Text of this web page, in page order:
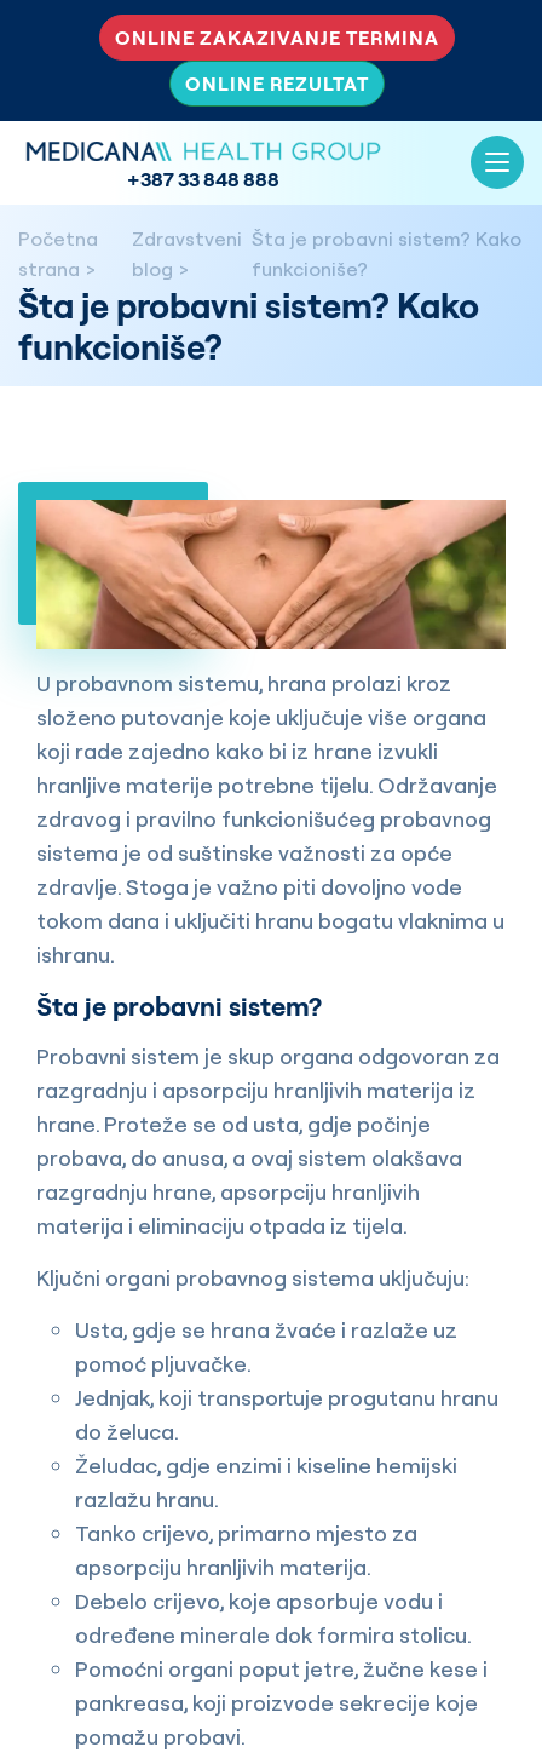
ONLINE ZAKAZIVANJE TERMINA
ONLINE REZULTAT
+387 33 848 888
Početna
strana
Zdravstveni
blog
Šta je probavni sistem? Kako
funkcioniše?
Šta je probavni sistem? Kako
funkcioniše?
U probavnom sistemu, hrana prolazi kroz
složeno putovanje koje uključuje više organa
koji rade zajedno kako bi iz hrane izvukli
hranljive materije potrebne tijelu. Održavanje
zdravog i pravilno funkcionišućeg probavnog
sistema je od suštinske važnosti za opće
zdravlje. Stoga je važno piti dovoljno vode
tokom dana i uključiti hranu bogatu vlaknima u
ishranu.
Šta je probavni sistem?
Probavni sistem je skup organa odgovoran za
razgradnju i apsorpciju hranljivih materija iz
hrane. Proteže se od usta, gdje počinje
probava, do anusa, a ovaj sistem olakšava
razgradnju hrane, apsorpciju hranljivih
materija i eliminaciju otpada iz tijela.
Ključni organi probavnog sistema uključuju:
Usta, gdje se hrana žvaće i razlaže uz
pomoć pljuvačke.
Jednjak, koji transportuje progutanu hranu
do želuca.
Želudac, gdje enzimi i kiseline hemijski
razlažu hranu.
Tanko crijevo, primarno mjesto za
apsorpciju hranljivih materija.
Debelo crijevo, koje apsorbuje vodu i
određene minerale dok formira stolicu.
Pomoćni organi poput jetre, žučne kese i
pankreasa, koji proizvode sekrecije koje
pomažu probavi.